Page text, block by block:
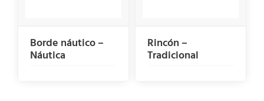
Borde náutico –
Náutica
Rincón –
Tradicional